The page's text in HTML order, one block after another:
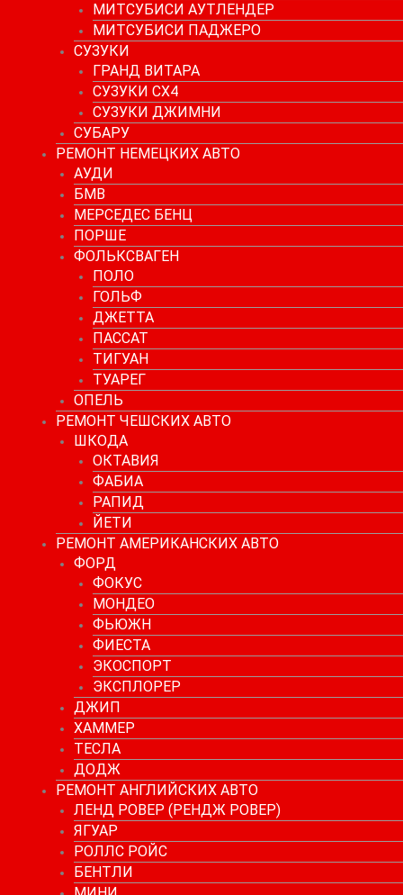
МИТСУБИСИ АУТЛЕНДЕР
МИТСУБИСИ ПАДЖЕРО
СУЗУКИ
ГРАНД ВИТАРА
СУЗУКИ СХ4
СУЗУКИ ДЖИМНИ
СУБАРУ
РЕМОНТ НЕМЕЦКИХ АВТО
АУДИ
БМВ
МЕРСЕДЕС БЕНЦ
ПОРШЕ
ФОЛЬКСВАГЕН
ПОЛО
ГОЛЬФ
ДЖЕТТА
ПАССАТ
ТИГУАН
ТУАРЕГ
ОПЕЛЬ
РЕМОНТ ЧЕШСКИХ АВТО
ШКОДА
ОКТАВИЯ
ФАБИА
РАПИД
ЙЕТИ
РЕМОНТ АМЕРИКАНСКИХ АВТО
ФОРД
ФОКУС
МОНДЕО
ФЬЮЖН
ФИЕСТА
ЭКОСПОРТ
ЭКСПЛОРЕР
ДЖИП
ХАММЕР
ТЕСЛА
ДОДЖ
РЕМОНТ АНГЛИЙСКИХ АВТО
ЛЕНД РОВЕР (РЕНДЖ РОВЕР)
ЯГУАР
РОЛЛС РОЙС
БЕНТЛИ